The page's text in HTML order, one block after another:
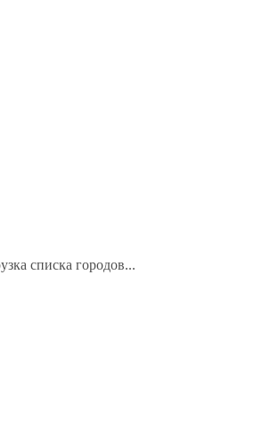
списка городов...